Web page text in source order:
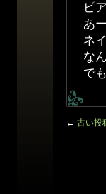
ピ
あ
ネ
な
で
← 古い投